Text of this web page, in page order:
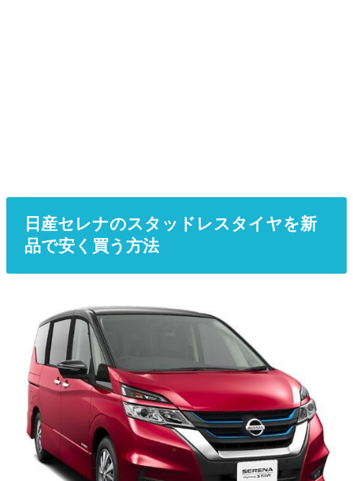
日産セレナのスタッドレスタイヤを新
品で安く買う方法